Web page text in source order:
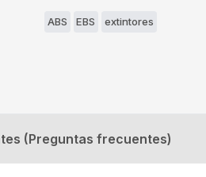
ABS EBS extintores
(Preguntas frecuentes)